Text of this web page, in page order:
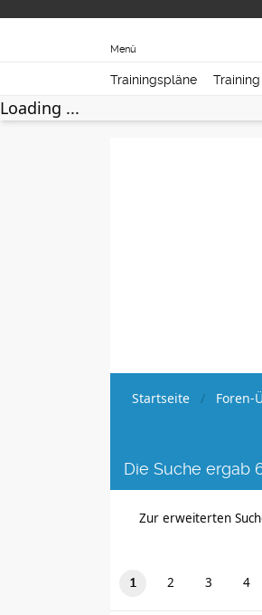
Menü
Trainingspläne Training
Loading ...
Startseite Foren-
Die Suche ergab
Zur erweiterten
1 2 3 4